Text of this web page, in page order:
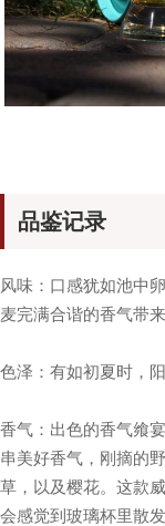
品鉴记录
风味：口感犹如池中
麦完满合谐的香气带来
色泽：有如初夏时，
香气：出色的香气飨
串美好香气，刚摘的
草，以及樱花。这款
会感觉到玻璃杯里散